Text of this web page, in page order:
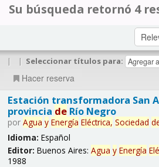
Su búsqueda retornó 4
| | Seleccionar títulos para:
Hacer reserva
Estación transformadora San
provincia deRío Negro
por Agua y Energía Eléctrica, Sociedad
Idioma: Español
Editor: Buenos Aires: Agua y Energía
1988